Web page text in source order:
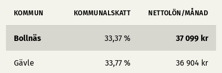
KOMMUN KOMMUNALSKATT NETTOLÖN/MÅNAD
Bollnäs 33,37 % 37 099 kr
Gävle 33,77 % 36 904 kr